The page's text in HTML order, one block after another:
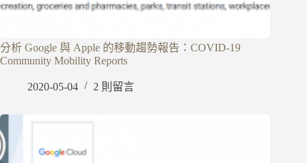
分析 Google 與 Apple 的移動趨勢報告：COVID-19
Community Mobility Reports
2020-05-04 2 則留言